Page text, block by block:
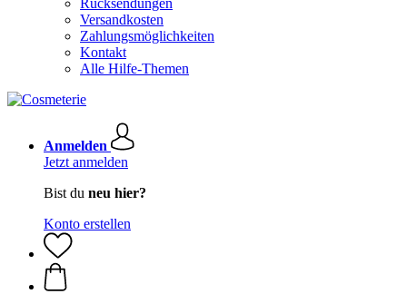
Rücksendungen
Versandkosten
Zahlungsmöglichkeiten
Kontakt
Alle Hilfe-Themen
Anmelden
Jetzt anmelden
Bist du neu hier?
Konto erstellen